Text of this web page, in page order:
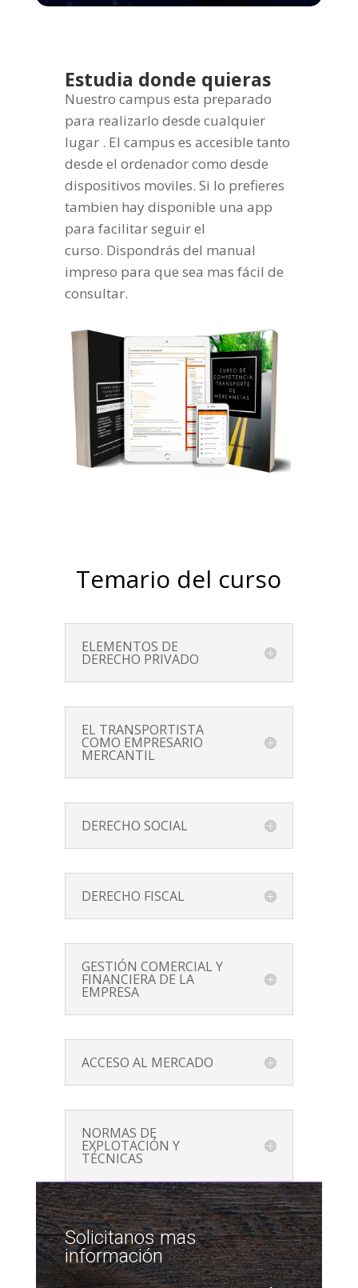
Estudia donde quieras
Nuestro campus esta preparado
para realizarlo desde cualquier
lugar . El campus es accesible tanto
desde el ordenador como desde
dispositivos moviles. Si lo prefieres
tambien hay disponible una app
para facilitar seguir el
curso. Dispondrás del manual
impreso para que sea mas fácil de
consultar.
Temario del curso
ELEMENTOS DE
DERECHO PRIVADO
EL TRANSPORTISTA
COMO EMPRESARIO
MERCANTIL
DERECHO SOCIAL
DERECHO FISCAL
GESTIÓN COMERCIAL Y
FINANCIERA DE LA
EMPRESA
ACCESO AL MERCADO
NORMAS DE
EXPLOTACIÓN Y
TÉCNICAS
Solicitanos mas
información